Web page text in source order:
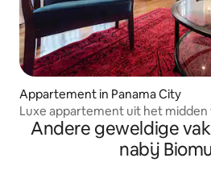
Appartement in Panama City
Luxe appartement uit het midden
Viejo
Andere geweldige
nabij